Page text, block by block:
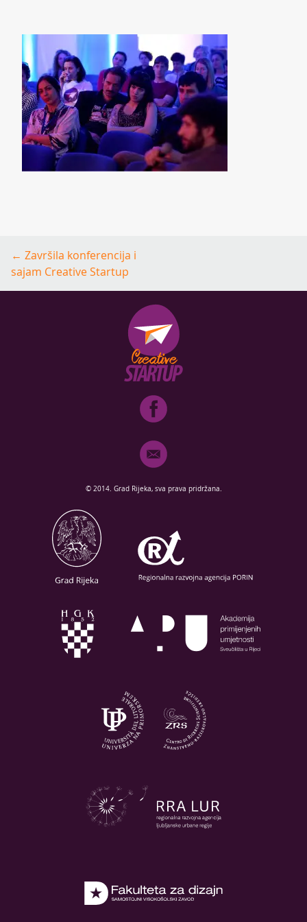
Post
navigation
← Završila konferencija i
sajam Creative Startup
© 2014. Grad Rijeka, sva prava pridržana.